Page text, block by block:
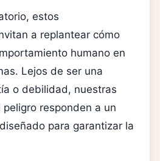
estos
a replantear cómo
humano en
Lejos de ser una
o debilidad, nuestras
responden a un
para garantizar la